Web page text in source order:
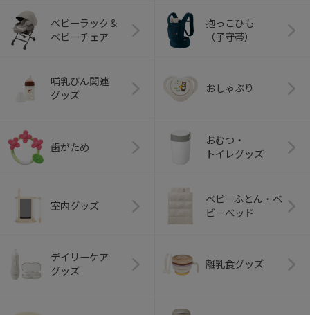
ベビーラック＆
ベビーチェア
抱っこひも
（子守帯）
哺乳びん関連
グッズ
おしゃぶり
歯がため
おむつ・
トイレグッズ
室内グッズ
ベビーふとん・ベ
ビーベッド
デイリーケア
グッズ
離乳食グッズ